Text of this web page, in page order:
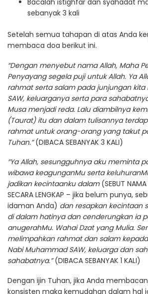
Bacalah istighfar dan syahadat
sebanyak 3 kali
Setelah semua tahapan di atas Anda
membaca doa berikut ini.
“Dengan menyebut nama Allah, Maha
Penyayang segela puji untuk Allah. Ya
rahmat serta salam pada junjungan kita
SAW, keluarganya serta para
Musa menjadi reda. Lalu diambilnya
(Taurat) itu dan dalam tulisannya
rahmat untuk orang-orang yang takut
Tuhan.”(DIBACA SEBANYAK 3 KALI)
“Ya Allah, sesungguhnya aku meminta
wibawa keagunganMu serta
jadikan kecintaanku dalam (SEBUT
SECARA LENGKAP – jika belum punya,
idaman Anda) dan resapkan kecintaan
di dalam hatinya dan cenderungkan ia
anugerahMu. Wahai Dzat yang Mulia.
melimpahkan rahmat dan salam
Nabi Muhammad SAW, keluarga dan
sahabatnya.”(DIBACA SEBANYAK 1 KALI)
Dengan ijin Tuhan, jika Anda
konsisten maka kemudahan dalam hal